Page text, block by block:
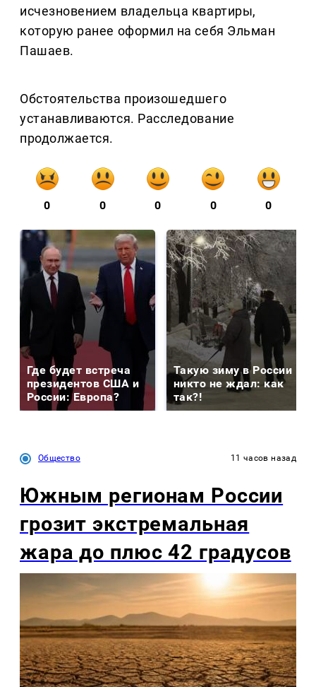
исчезновением владельца квартиры,
которую ранее оформил на себя Эльман
Пашаев.
Обстоятельства произошедшего
устанавливаются. Расследование
продолжается.
0 0 0 0 0
Где будет встреча
президентов США и
России: Европа?
Такую зиму в России
никто не ждал: как
так?!
Общество 11 часов назад
Южным регионам России
грозит экстремальная
жара до плюс 42 градусов